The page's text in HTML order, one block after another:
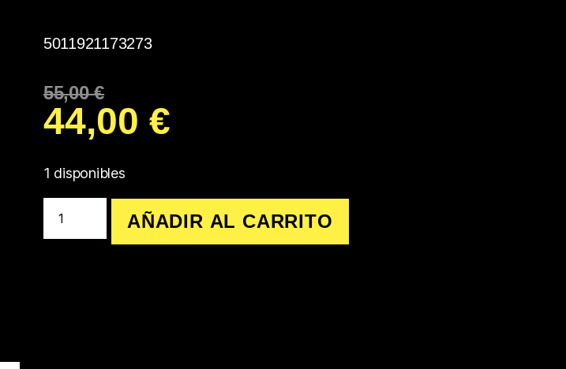
5011921173273
55,00€
44,00 €
1 disponibles
AÑADIR AL CARRITO